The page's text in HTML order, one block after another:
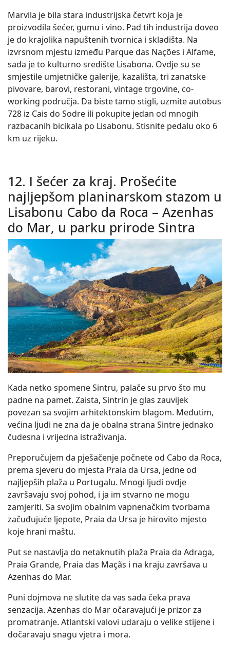
Marvila je bila stara industrijska četvrt koja je
proizvodila šećer, gumu i vino. Pad tih industrija doveo
je do krajolika napuštenih tvornica i skladišta. Na
izvrsnom mjestu između Parque das Nações i Alfame,
sada je to kulturno središte Lisabona. Ovdje su se
smjestile umjetničke galerije, kazališta, tri zanatske
pivovare, barovi, restorani, vintage trgovine, co-
working područja. Da biste tamo stigli, uzmite autobus
728 iz Cais do Sodre ili pokupite jedan od mnogih
razbacanih bicikala po Lisabonu. Stisnite pedalu oko 6
km uz rijeku.
12. I šećer za kraj. Prošećite
najljepšom planinarskom stazom u
Lisabonu Cabo da Roca – Azenhas
do Mar, u parku prirode Sintra
Kada netko spomene Sintru, palače su prvo što mu
padne na pamet. Zaista, Sintrin je glas zauvijek
povezan sa svojim arhitektonskim blagom. Međutim,
većina ljudi ne zna da je obalna strana Sintre jednako
čudesna i vrijedna istraživanja.
Preporučujem da pješačenje počnete od Cabo da Roca,
prema sjeveru do mjesta Praia da Ursa, jedne od
najljepših plaža u Portugalu. Mnogi ljudi ovdje
završavaju svoj pohod, i ja im stvarno ne mogu
zamjeriti. Sa svojim obalnim vapnenačkim tvorbama
začuđujuće ljepote, Praia da Ursa je hirovito mjesto
koje hrani maštu.
Put se nastavlja do netaknutih plaža Praia da Adraga,
Praia Grande, Praia das Maçãs i na kraju završava u
Azenhas do Mar.
Puni dojmova ne slutite da vas sada čeka prava
senzacija. Azenhas do Mar očaravajući je prizor za
promatranje. Atlantski valovi udaraju o velike stijene i
dočaravaju snagu vjetra i mora.